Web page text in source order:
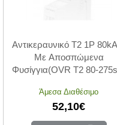
Αντικεραυνικό T2 1P
Με Αποσπώμενα
Φυσίγγια(OVR T2 80-
Άμεσα Διαθέσιμο
52,10€